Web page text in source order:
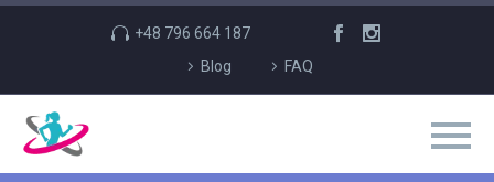
+48 796 664 187
Blog
FAQ